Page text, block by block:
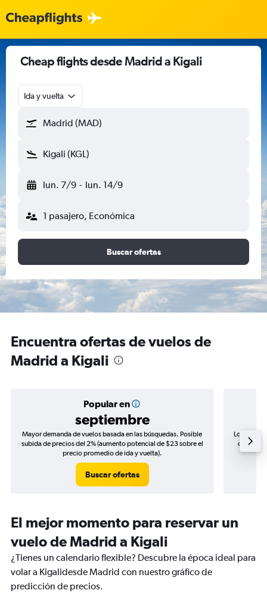
Cheap flights desde Madrid a Kigali
Ida y vuelta
Madrid (MAD)
Kigali (KGL)
lun. 7/9 - lun. 14/9
1 pasajero, Económica
Buscar ofertas
Encuentra ofertas de vuelos de
Madrid a Kigali
Popular en
septiembre
Mayor demanda de vuelos basada en las búsquedas. Posible
subida de precios del 2% (aumento potencial de $23 sobre el
precio promedio de ida y vuelta).
Buscar ofertas
Los
de
El mejor momento para reservar un
vuelo de Madrid a Kigali
¿Tienes un calendario flexible? Descubre la época ideal para
volar a Kigalidesde Madrid con nuestro gráfico de
predicción de precios.